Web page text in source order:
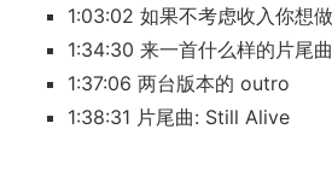
1:03:02 如果不考虑收入你想
1:34:30 来一首什么样的片尾
1:37:06 两台版本的 outro
1:38:31 片尾曲: Still Alive